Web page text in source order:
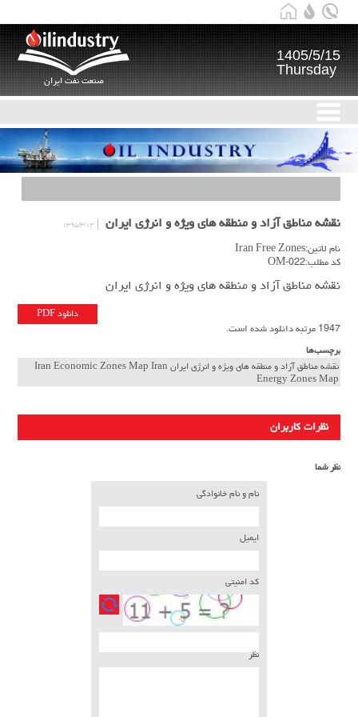
صنعت نفت ایران
1405/5/15
Thursday
نقشه مناطق آزاد و منطقه های ویژه و انرژی ایران ۱۳۹۵/۳/۱۴
نام لاتین:Iran Free Zones
کد مطلب:OM-022
نقشه مناطق آزاد و منطقه های ویژه و انرژی ایران
دانلود PDF
1947 مرتبه دانلود شده است.
برچسب‌ها
نقشه مناطق آزاد و منطقه های ویژه و انرژی ایران Iran Economic Zones Map Iran
Energy Zones Map
نظرات کاربران
نظر شما
نام و نام خانوادگی
ایمیل
کد امنیتی
نظر